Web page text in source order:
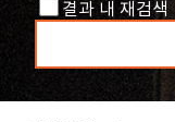
결과 내 재검색